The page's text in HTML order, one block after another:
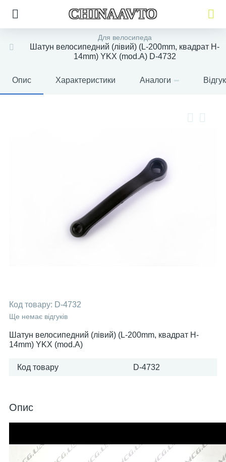
CHINAAVTO
Для велосипеда
Шатун велосипедний (лівий) (L-200mm, квадрат H-
14mm) YKX (mod.A) D-4732
Опис Характеристики Аналоги
Код товару: D-4732
Ще немає відгуків
Шатун велосипедний (лівий) (L-200mm, квадрат H-
14mm) YKX (mod.A)
Код товару D-4732
Опис